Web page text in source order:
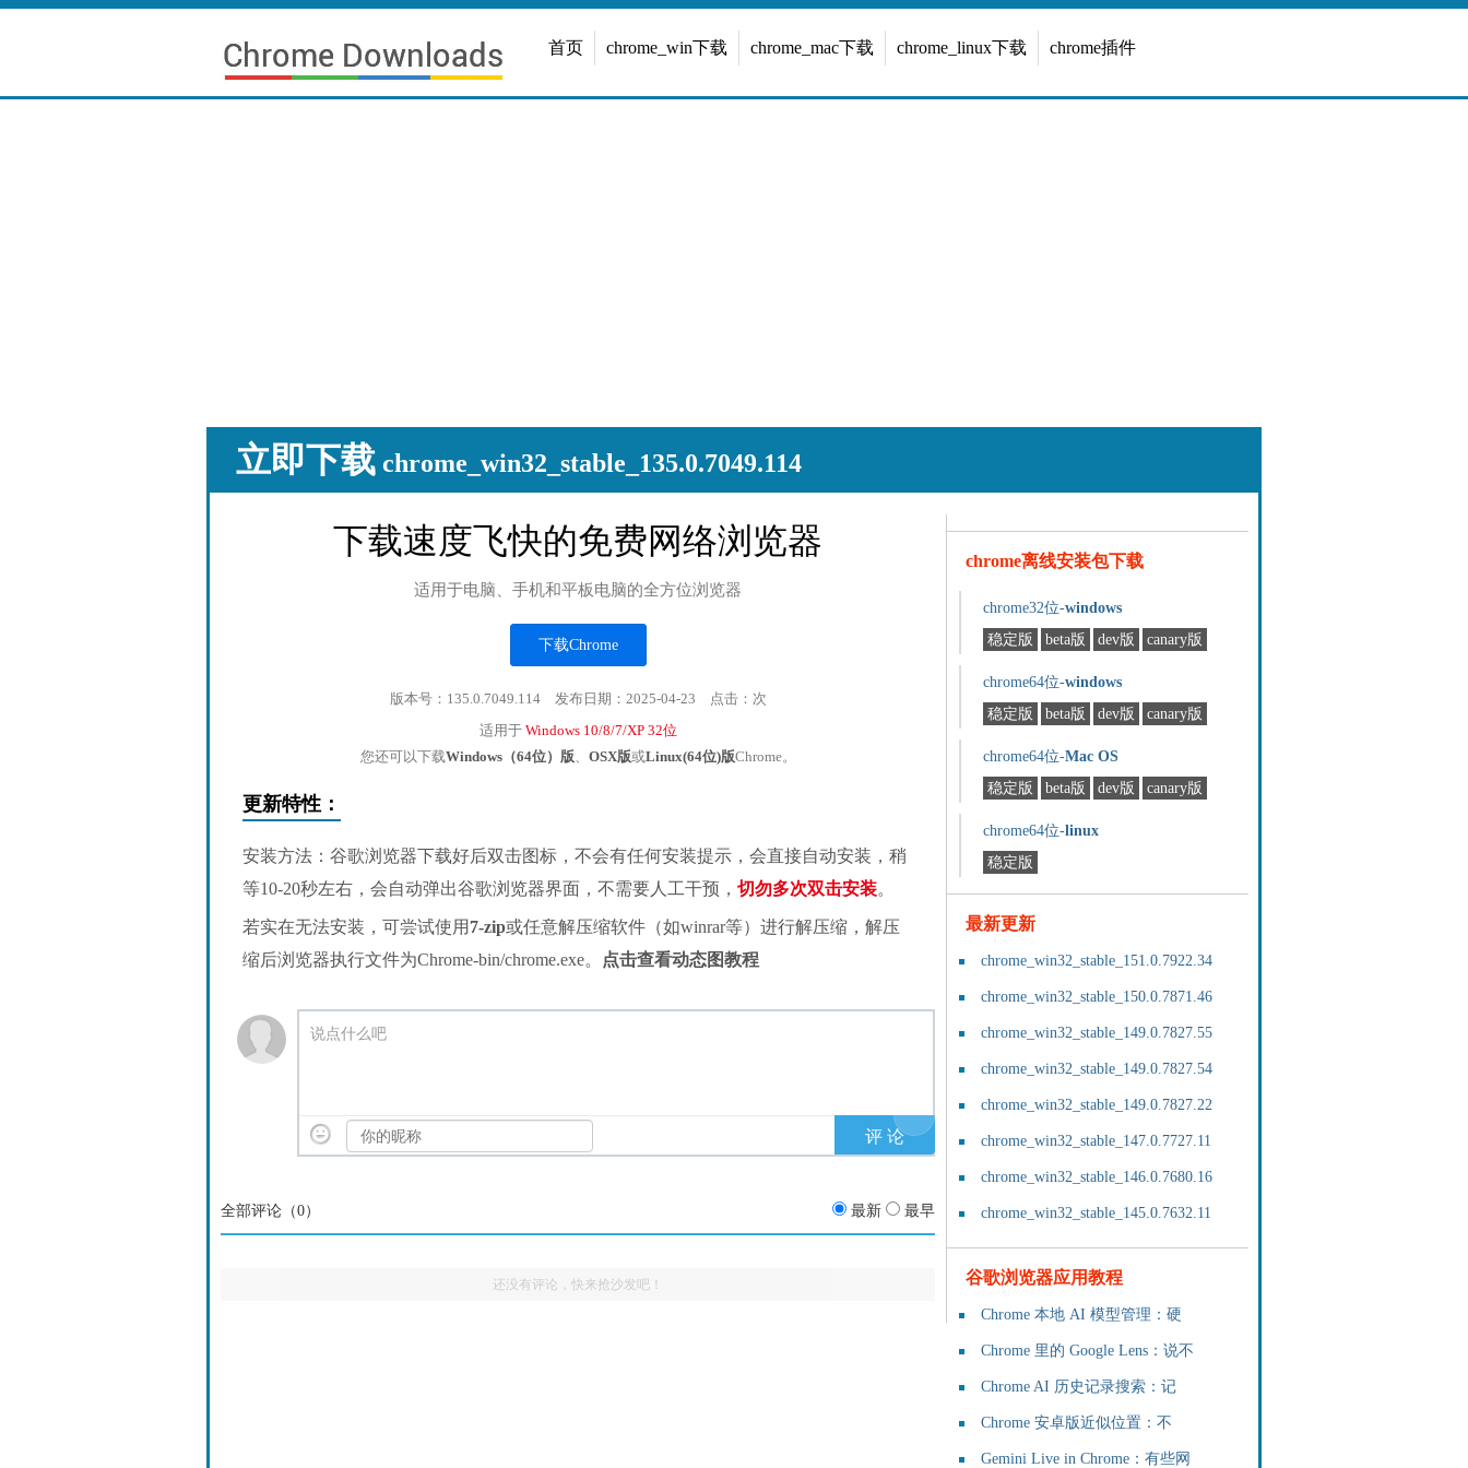
首页 chrome_win下载 chrome_mac下载 chrome_linux下载 chrome插件
立即下载 chrome_win32_stable_135.0.7049.114
下载速度飞快的免费网络浏览器
适用于电脑、手机和平板电脑的全方位浏览器
下载Chrome
版本号：135.0.7049.114 发布日期：2025-04-23 点击： 次
适用于 Windows 10/8/7/XP 32位
您还可以下载Windows（64位）版、 OSX版或Linux(64位)版Chrome。
更新特性：
安装方法：谷歌浏览器下载好后双击图标，不会有任何安装提示，会直接自动安装，稍
等10-20秒左右，会自动弹出谷歌浏览器界面，不需要人工干预， 切勿多次双击安装。
若实在无法安装，可尝试使用 7-zip或任意解压缩软件（如winrar等）进行解压缩，解压
缩后浏览器执行文件为Chrome-bin/chrome.exe。
点击查看动态图教程
说点什么吧
全部评论（0） 最新 最早
还没有评论，快来抢沙发吧！
chrome离线安装包下载
chrome32位-windows
稳定版
beta版 dev版 canary版
chrome64位-windows
稳定版
beta版 dev版 canary版
chrome64位-Mac OS
稳定版
beta版 dev版 canary版
chrome64位-linux
稳定版
最新更新
chrome_win32_stable_151.0.7922.34
chrome_win32_stable_150.0.7871.46
chrome_win32_stable_149.0.7827.55
chrome_win32_stable_149.0.7827.54
chrome_win32_stable_149.0.7827.22
chrome_win32_stable_147.0.7727.11
chrome_win32_stable_146.0.7680.16
chrome_win32_stable_145.0.7632.11
谷歌浏览器应用教程
Chrome 本地 AI 模型管理：硬
Chrome 里的 Google Lens：说不
Chrome AI 历史记录搜索：记
Chrome 安卓版近似位置：不
Gemini Live in Chrome：有些网